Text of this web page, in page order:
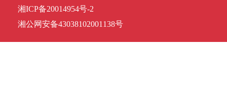
湘ICP备20014954号-2
湘公网安备43038102001138号